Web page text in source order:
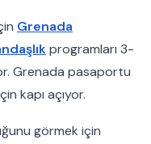
Grenada
programları 3-
Grenada pasaportu
kapı açıyor.
görmek için